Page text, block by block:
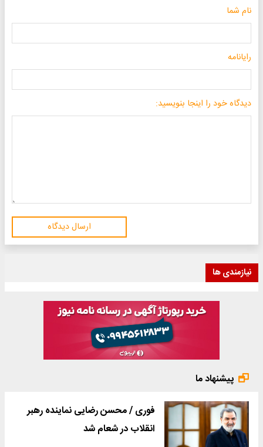
نام شما
رایانامه
دیدگاه خود را اینجا بنویسید:
ارسال دیدگاه
نیازمندی ها
پیشنهاد ما
فوری / محسن رضایی نماینده رهبر
انقلاب در شعام شد